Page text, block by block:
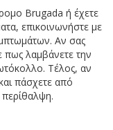
Brugada ή έχετε
επικοινωνήστε με
Αν σας
πως λαμβάνετε την
Τέλος, αν
πάσχετε από